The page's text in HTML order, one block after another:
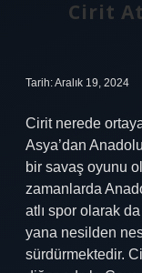
Cirit
Tarih: Aralık 19, 2024
Cirit nerede
Asya’dan
bir savaş oyunu
zamanlarda
atlı spor olarak
yana nesilden
sürdürmektedir.